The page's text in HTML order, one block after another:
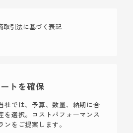
取引法に基づく表記
トを確保
社では、予算、数量、納期に合
を選択。コストパフォーマンス
をご提案します。